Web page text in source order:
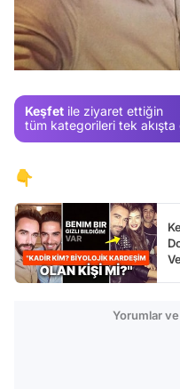
Keşfet ile ziyaret ettiğin
tüm kategorileri tek akışta
👇
Yorumlar ve